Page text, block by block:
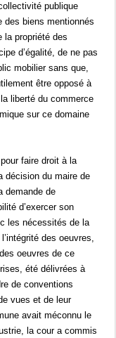
publique
des biens mentionnés
la propriété des
d’égalité, de ne pas
mobilier sans que,
être opposé à
liberté du commerce
sur ce domaine
faire droit à la
décision du maire de
demande de
d’exercer son
les nécessités de la
des oeuvres,
oeuvres de ce
été délivrées à
de conventions
vues et de leur
avait méconnu le
la cour a commis